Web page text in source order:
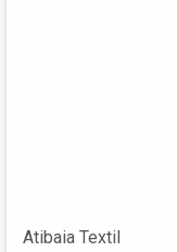
Atibaia Textil